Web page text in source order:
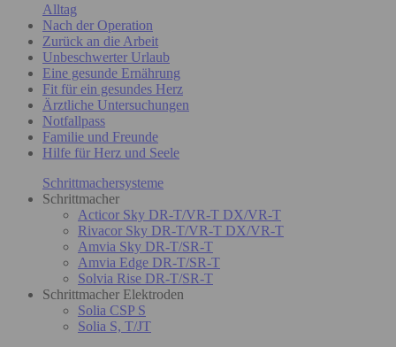
Alltag
Nach der Operation
Zurück an die Arbeit
Unbeschwerter Urlaub
Eine gesunde Ernährung
Fit für ein gesundes Herz
Ärztliche Untersuchungen
Notfallpass
Familie und Freunde
Hilfe für Herz und Seele
Schrittmachersysteme
Schrittmacher
Acticor Sky DR-T/VR-T DX/VR-T
Rivacor Sky DR-T/VR-T DX/VR-T
Amvia Sky DR-T/SR-T
Amvia Edge DR-T/SR-T
Solvia Rise DR-T/SR-T
Schrittmacher Elektroden
Solia CSP S
Solia S, T/JT